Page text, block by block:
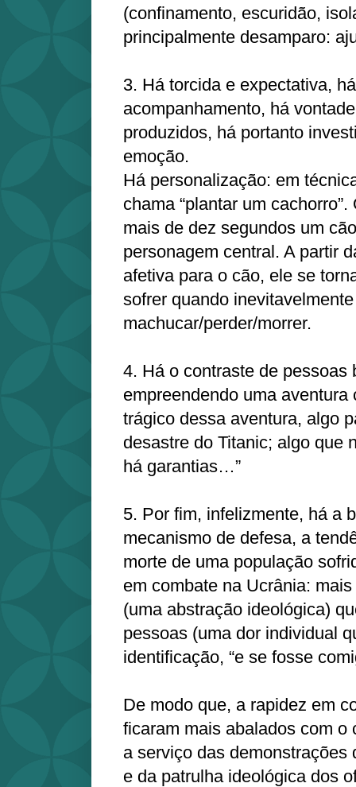
(confinamento, escuridão,
principalmente desamparo:
3. Há torcida e expectativa,
acompanhamento, há
produzidos, há portanto
emoção.
Há personalização: em
chama “plantar um
mais de dez segundos um
personagem central. A partir
afetiva para o cão, ele se
sofrer quando
machucar/perder/morrer.
4. Há o contraste de pessoas
empreendendo uma aventura
trágico dessa aventura, algo
desastre do Titanic; algo que
há garantias…”
5. Por fim, infelizmente, há a
mecanismo de defesa, a
morte de uma população
em combate na Ucrânia:
(uma abstração ideológica)
pessoas (uma dor individual
identificação, “e se fosse
De modo que, a rapidez em
ficaram mais abalados com o
a serviço das demonstrações
e da patrulha ideológica dos